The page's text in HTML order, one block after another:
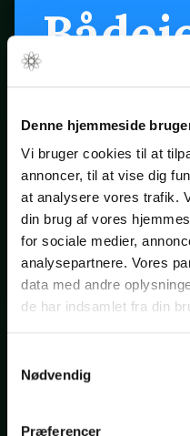
Denne hjemmeside
Vi bruger cookies til at
annoncer, til at vise dig
at analysere vores trafik.
din brug af vores
for sociale medier,
analysepartnere. Vores
data med andre
de har indsamlet fra din
Nødvendig
Præferencer
er
forår
Klik på startpilen